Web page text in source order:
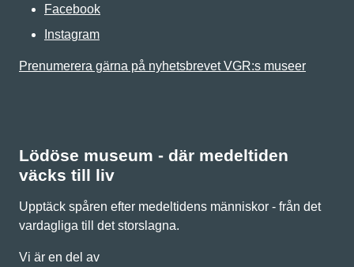
Facebook
Instagram
Prenumerera gärna på nyhetsbrevet VGR:s museer
Lödöse museum - där medeltiden
väcks till liv
Upptäck spåren efter medeltidens människor - från det
vardagliga till det storslagna.
Vi är en del av